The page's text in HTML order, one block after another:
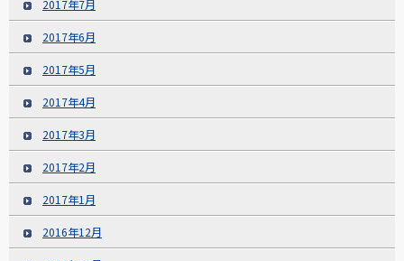
2017年7月
2017年6月
2017年5月
2017年4月
2017年3月
2017年2月
2017年1月
2016年12月